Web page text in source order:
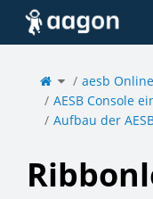
Home
Toggle
the
parent
tree
of
Ribbonleiste.
aesb
AESB Console
Aufbau der